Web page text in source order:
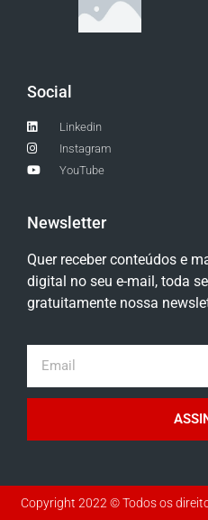
Social
Linkedin
Instagram
YouTube
Newsletter
Quer receber conteúdos e
digital no seu e-mail, toda
gratuitamente nossa
Copyright 2022 © Todos os